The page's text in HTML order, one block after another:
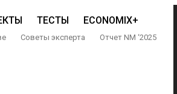
ТЕСТЫ ECONOMIX+
Советы эксперта Отчет NM ‘2025